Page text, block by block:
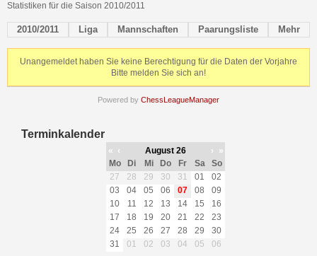
Statistiken für die Saison 2010/2011
2010/2011 Liga Mannschaften Paarungsliste Mehr
Unangemeldet haben Sie keine Berechtigung für die Daten der Vorjahre
Bitte melden Sie sich an!
Powered by ChessLeagueManager
Terminkalender
« ‹ August 26 ›
»
Mo
Di Mi Do Fr Sa
So
27
28 29 30 31 01
02
03
04 05 06 07 08
09
10
11 12 13 14 15
16
17
18 19 20 21 22
23
24
25 26 27 28 29
30
31
01 02 03 04 05 06